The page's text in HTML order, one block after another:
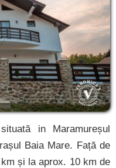
in Maramureșul
Baia Mare. Față de
și la aprox. 10 km de